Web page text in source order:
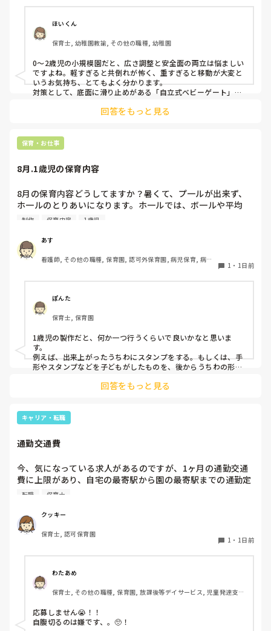
しっかりした重いものを置いていましたが、移動が大変で使
い勝手が悪く、子どもがぶつかって倒れた時に怖い思いをし
ました。
皆さんの園ではどんなもので工夫されていますか？
ほいくん
保育士, 幼稚園教諭, その他の職種, 幼稚園
0〜2歳児の小規模園だと、広さ調整と安全面の両立は悩ましい
ですよね。軽すぎると共倒れが怖く、重すぎると移動が大変と
いうお気持ち、とてもよく分かります。
対策として、底面に滑り止めがある「自立式ベビーゲート」な
た、ストッパー付きキャスターをつけたロー棚を仕切りにすれ
り、脚元に水入りペットボトルなどの重りを付けて補強してみ
てくださいね。安全で使いやすい方法が見つかるよう応援して
回答をもっと見る
保育・お仕事
8月.1歳児の保育内容
8月の保育内容どうしてますか？暑くて、プ一ルが出来ず、
ホ一ルのとりあいになります。ホ一ルでは、ボ一ルや平均
台、風船で遊んでいます。製作で、うちわや望遠鏡や風鈴🎐
クラスです、玩具で遊ばせながら、何人かずつよんで、やっ
ています。何か、いいアイデアや、工夫など、何でもいいの
で、教えて下さい。
制作 保育内容 1歳児
あす
看護師, その他の職種, 保育園, 認可外保育園, 病児保育, 病院
1 ・ 1日前
ぽんた
保育士, 保育園
1歳児の製作だと、何か一つ行うくらいで良いかなと思いま
す。
例えば、出来上がったうちわにスタンプをする。もしくは、手
形やスタンプなどを子どもがしたものを、後からうちわの形に
雨遊び、氷遊び、など間食遊びをたくさん行っています。
す！いつもと違うおもちゃ、室内に興味津々です！
回答をもっと見る
キャリア・転職
通勤交通費
今、気になっている求人があるのですが、1ヶ月の通勤交通
費に上限があり、自宅の最寄駅から園の最寄駅までの通勤定
期代が5,000円ほどオーバーします
私としてはなかなか大きい金額なので、この時点で応募を迷
っているのですが、皆さんならどうしますか？
転職 保育士
クッキー
保育士, 認可保育園
1 ・ 1日前
わたあめ
保育士, その他の職種, 保育園, 放課後等デイサービス, 児童発達支援
応募しません😭！！
自腹切るのは嫌です、。🥺！